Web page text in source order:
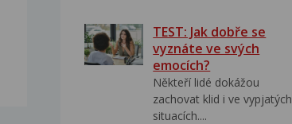
TEST: Jak dobře se
vyznáte ve svých
emocích?
Někteří lidé dokážou
zachovat klid i ve vypjatých
situacích....